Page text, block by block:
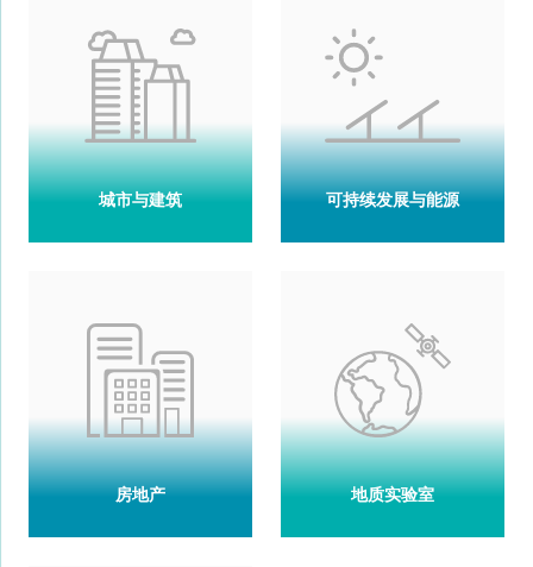
城市与建筑 可持续发展与能源
房地产 地质实验室